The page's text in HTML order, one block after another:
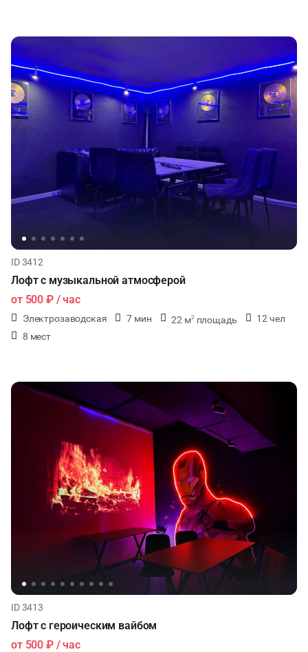
ID 3412
Лофт с музыкальной атмосферой
от 500 ₽/ час
Электрозаводская 7 мин 22 м2 площадь
12 чел
8 мест
ID 3413
Лофт с героическим вайбом
от 500 ₽/ час